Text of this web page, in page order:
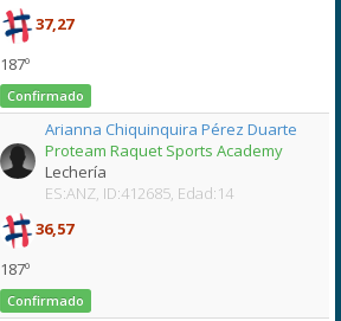
37,27
187º
Confirmado
Arianna Chiquinquira Pérez Duarte
Proteam Raquet Sports Academy
Lechería
ES:ANZ, ID:412685, Edad:14
36,57
187º
Confirmado